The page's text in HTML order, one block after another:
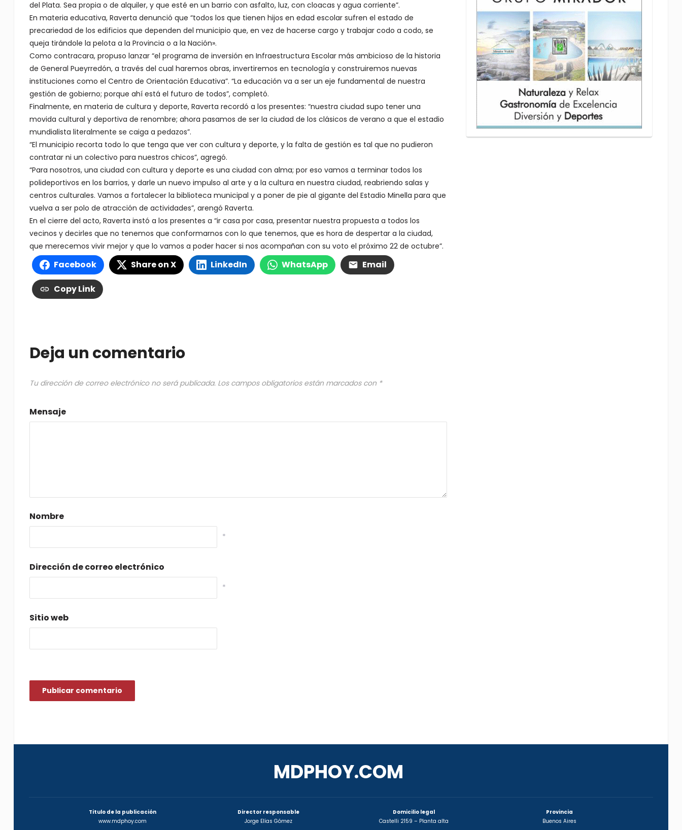
del Plata. Sea propia o de alquiler, y que esté en un barrio con asfalto, luz, con cloacas y agua corriente”.
En materia educativa, Raverta denunció que “todos los que tienen hijos en edad escolar sufren el estado de
precariedad de los edificios que dependen del municipio que, en vez de hacerse cargo y trabajar codo a codo, se
queja tirándole la pelota a la Provincia o a la Nación».
Como contracara, propuso lanzar “el programa de inversión en Infraestructura Escolar más ambicioso de la historia
de General Pueyrredón, a través del cual haremos obras, invertiremos en tecnología y construiremos nuevas
instituciones como el Centro de Orientación Educativa”. “La educación va a ser un eje fundamental de nuestra
gestión de gobierno; porque ahí está el futuro de todos”, completó.
Finalmente, en materia de cultura y deporte, Raverta recordó a los presentes: “nuestra ciudad supo tener una
movida cultural y deportiva de renombre; ahora pasamos de ser la ciudad de los clásicos de verano a que el estadio
mundialista literalmente se caiga a pedazos”.
“El municipio recorta todo lo que tenga que ver con cultura y deporte, y la falta de gestión es tal que no pudieron
contratar ni un colectivo para nuestros chicos”, agregó.
“Para nosotros, una ciudad con cultura y deporte es una ciudad con alma; por eso vamos a terminar todos los
polideportivos en los barrios, y darle un nuevo impulso al arte y a la cultura en nuestra ciudad, reabriendo salas y
centros culturales. Vamos a fortalecer la biblioteca municipal y a poner de pie al gigante del Estadio Minella para que
vuelva a ser polo de atracción de actividades”, arengó Raverta.
En el cierre del acto, Raverta instó a los presentes a “ir casa por casa, presentar nuestra propuesta a todos los
vecinos y decirles que no tenemos que conformarnos con lo que tenemos, que es hora de despertar a la ciudad,
que merecemos vivir mejor y que lo vamos a poder hacer si nos acompañan con su voto el próximo 22 de octubre”.
Facebook Share on X LinkedIn WhatsApp Email
Copy Link
Deja un comentario
Tu dirección de correo electrónico no será publicada. Los campos obligatorios están marcados con *
Mensaje
Nombre
*
Dirección de correo electrónico
*
Sitio web
MDPHOY.COM
Titulo de la publicación
www.mdphoy.com
Director responsable
Jorge Elías Gómez
Domicilio legal
Castelli 2159 – Planta alta
Provincia
Buenos Aires